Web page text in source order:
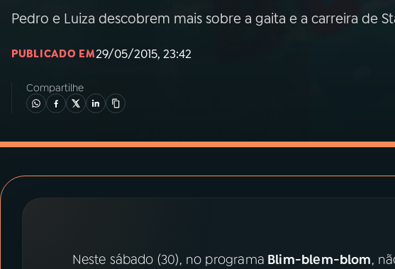
03PROGRAMAÇÃO
05PODCASTS
PRÊMIO RÁDIO MEC
Pedro e Luiza descobrem mais sobre a gaita e a carreira de
PUBLICADO EM29/05/2015, 23:42
Compartilhe
Neste sábado (30), no programa Blim-blem-blom,